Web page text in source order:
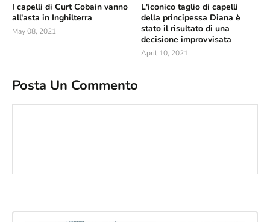
I capelli di Curt Cobain vanno
all'asta in Inghilterra
May 08, 2021
L'iconico taglio di capelli
della principessa Diana è
stato il risultato di una
decisione improvvisata
April 10, 2021
Posta Un Commento